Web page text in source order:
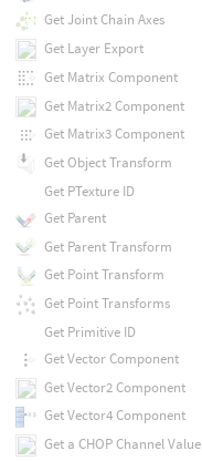
Get Joint Chain Axes
Get Layer Export
Get Matrix Component
Get Matrix2 Component
Get Matrix3 Component
Get Object Transform
Get PTexture ID
Get Parent
Get Parent Transform
Get Point Transform
Get Point Transforms
Get Primitive ID
Get Vector Component
Get Vector2 Component
Get Vector4 Component
Get a CHOP Channel Value